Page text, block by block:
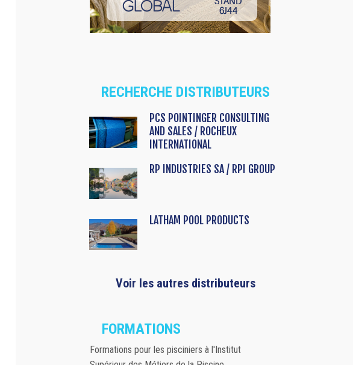
RECHERCHE DISTRIBUTEURS
PCS POINTINGER CONSULTING
AND SALES / ROCHEUX
INTERNATIONAL
RP INDUSTRIES SA / RPI GROUP
LATHAM POOL PRODUCTS
Voir les autres distributeurs
FORMATIONS
Formations pour les pisciniers à l'Institut